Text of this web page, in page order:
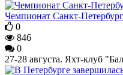
Чемпионат Санкт-
0
846
0
27-28 августа. Яхт-клуб